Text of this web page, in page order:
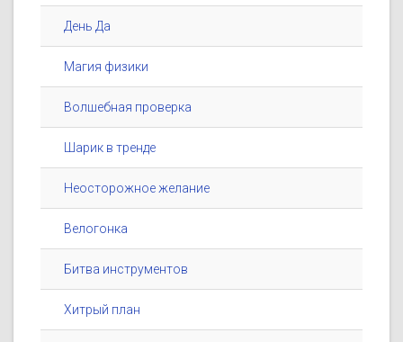
День Да
Магия физики
Волшебная проверка
Шарик в тренде
Неосторожное желание
Велогонка
Битва инструментов
Хитрый план